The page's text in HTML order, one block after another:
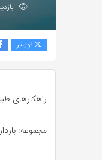
بازدید
توییتر
راهکارهای
مجموعه: